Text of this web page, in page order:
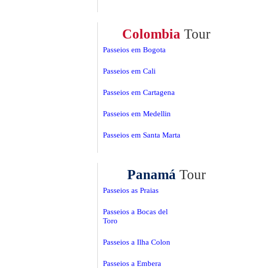
Colombia Tour
Passeios em Bogota
Passeios em Cali
Passeios em Cartagena
Passeios em Medellin
Passeios em Santa Marta
Panamá Tour
Passeios as Praias
Passeios a Bocas del
Toro
Passeios a Ilha Colon
Passeios a Embera